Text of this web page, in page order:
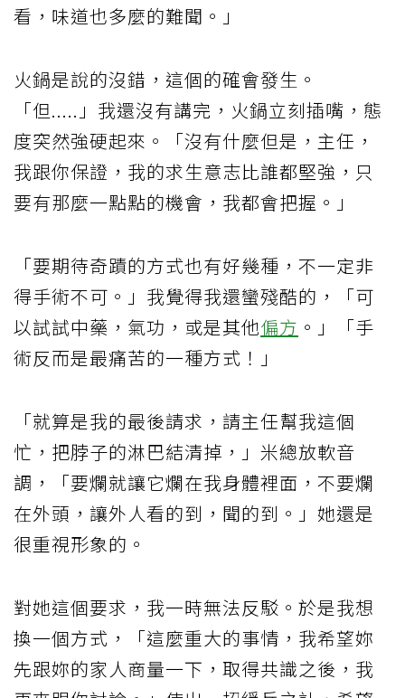
看，味道也多麼的難聞。」
火鍋是說的沒錯，這個的確會發生。
「但.....」我還沒有講完，火鍋立刻插嘴，態
度突然強硬起來。「沒有什麼但是，主任，
我跟你保證，我的求生意志比誰都堅強，只
要有那麼一點點的機會，我都會把握。」
「要期待奇蹟的方式也有好幾種，不一定非
得手術不可。」我覺得我還蠻殘酷的，「可
以試試中藥，氣功，或是其他偏方 。」「手
術反而是最痛苦的一種方式！」
「就算是我的最後請求，請主任幫我這個
忙，把脖子的淋巴結清掉，」米總放軟音
調，「要爛就讓它爛在我身體裡面，不要爛
在外頭，讓外人看的到，聞的到。」她還是
很重視形象的。
對她這個要求，我一時無法反駁。於是我想
換一個方式，「這麼重大的事情，我希望妳
先跟妳的家人商量一下，取得共識之後，我